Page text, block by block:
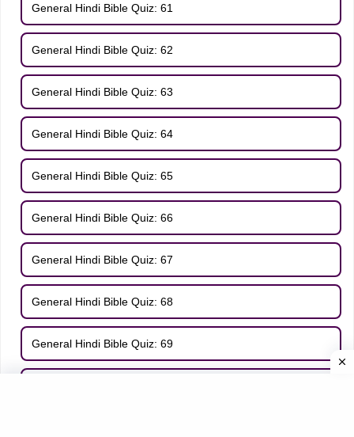
General Hindi Bible Quiz: 61
General Hindi Bible Quiz: 62
General Hindi Bible Quiz: 63
General Hindi Bible Quiz: 64
General Hindi Bible Quiz: 65
General Hindi Bible Quiz: 66
General Hindi Bible Quiz: 67
General Hindi Bible Quiz: 68
General Hindi Bible Quiz: 69